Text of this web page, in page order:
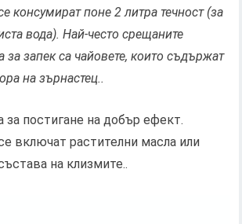
консумират поне 2 литра течност (за
вода). Най-често срещаните
за запек са чайовете, които съдържат
на зърнастец..
за постигане на добър ефект.
включат растителни масла или
на клизмите..